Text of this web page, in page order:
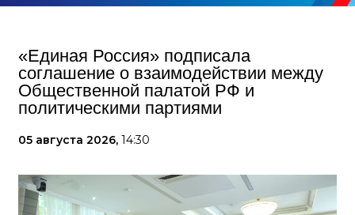
«Единая Россия» подписала
соглашение о взаимодействии между
Общественной палатой РФ и
политическими партиями
05 августа 2026, 14:30